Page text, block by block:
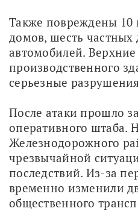
Также повреждены 10
домов, шесть
автомобилей.
производственного
серьезные
После атаки прошло
оперативного штаба.
Железнодорожного
чрезвычайной
последствий. Из-за
временно изменили
общественного